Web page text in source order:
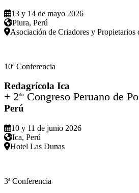
13 y 14 de mayo 2026
Piura, Perú
Asociación de Criadores y Propietarios
10ª Conferencia
Redagrícola Ica
+ 2do Congreso Peruano de
Perú
10 y 11 de junio 2026
Ica, Perú
Hotel Las Dunas
3ª Conferencia